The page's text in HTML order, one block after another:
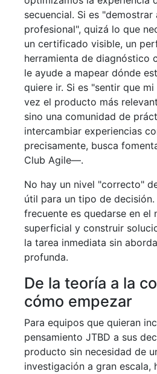
secuencial. Si es
profesional", quizá lo que
un certificado visible, un
herramienta de diagnóstico
le ayude a mapear dónde
quiere ir. Si es "sentir que
vez el producto más
sino una comunidad de
intercambiar experiencias
precisamente, busca
Club Agile—.
No hay un nivel "correcto"
útil para un tipo de
frecuente es quedarse en el
superficial y construir
la tarea inmediata sin
profunda.
De la teoría a la
cómo empezar
Para equipos que quieran
pensamiento JTBD a sus
producto sin necesidad de
investigación a gran escala,